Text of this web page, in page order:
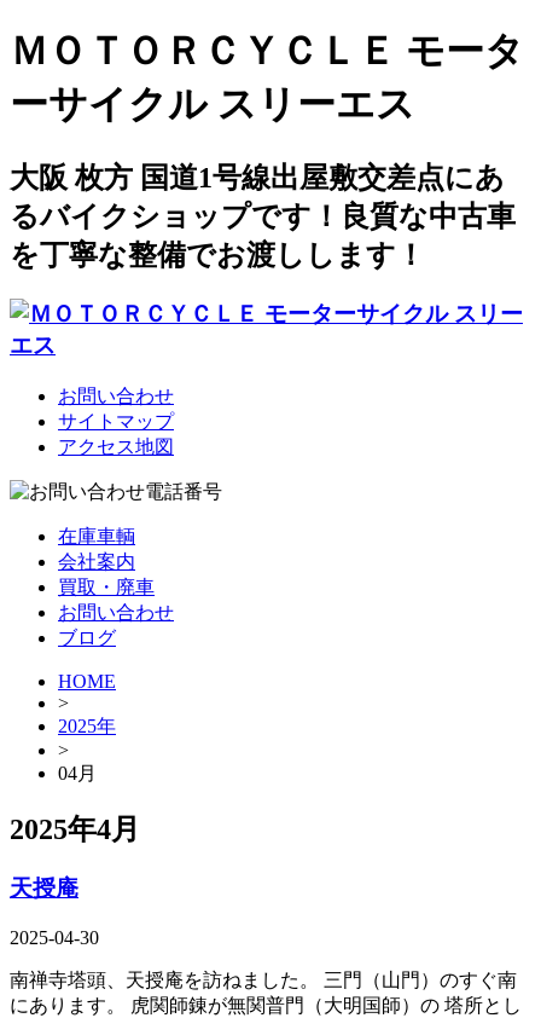
ＭＯＴＯＲＣＹＣＬＥ モータ
ーサイクル スリーエス
大阪 枚方 国道1号線出屋敷交差点にあ
るバイクショップです！良質な中古車
を丁寧な整備でお渡しします！
お問い合わせ
サイトマップ
アクセス地図
在庫車輌
会社案内
買取・廃車
お問い合わせ
ブログ
HOME
>
2025年
>
04月
2025年4月
天授庵
2025-04-30
南禅寺塔頭、天授庵を訪ねました。 三門（山門）のすぐ南
にあります。 虎関師錬が無関普門（大明国師）の 塔所とし